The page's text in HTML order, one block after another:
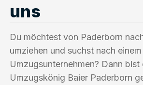
uns
Du möchtest von Paderborn
umziehen und suchst nach
Umzugsunternehmen? Dann bist
Umzugskönig Baier Paderborn